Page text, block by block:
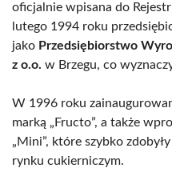
oficjalnie wpisana do
lutego 1994 roku
jako Przedsiębiorstwo
z o.o. w Brzegu, co
W 1996 roku
marką „Fructo”, a także
„Mini”, które szybko
rynku cukierniczym.